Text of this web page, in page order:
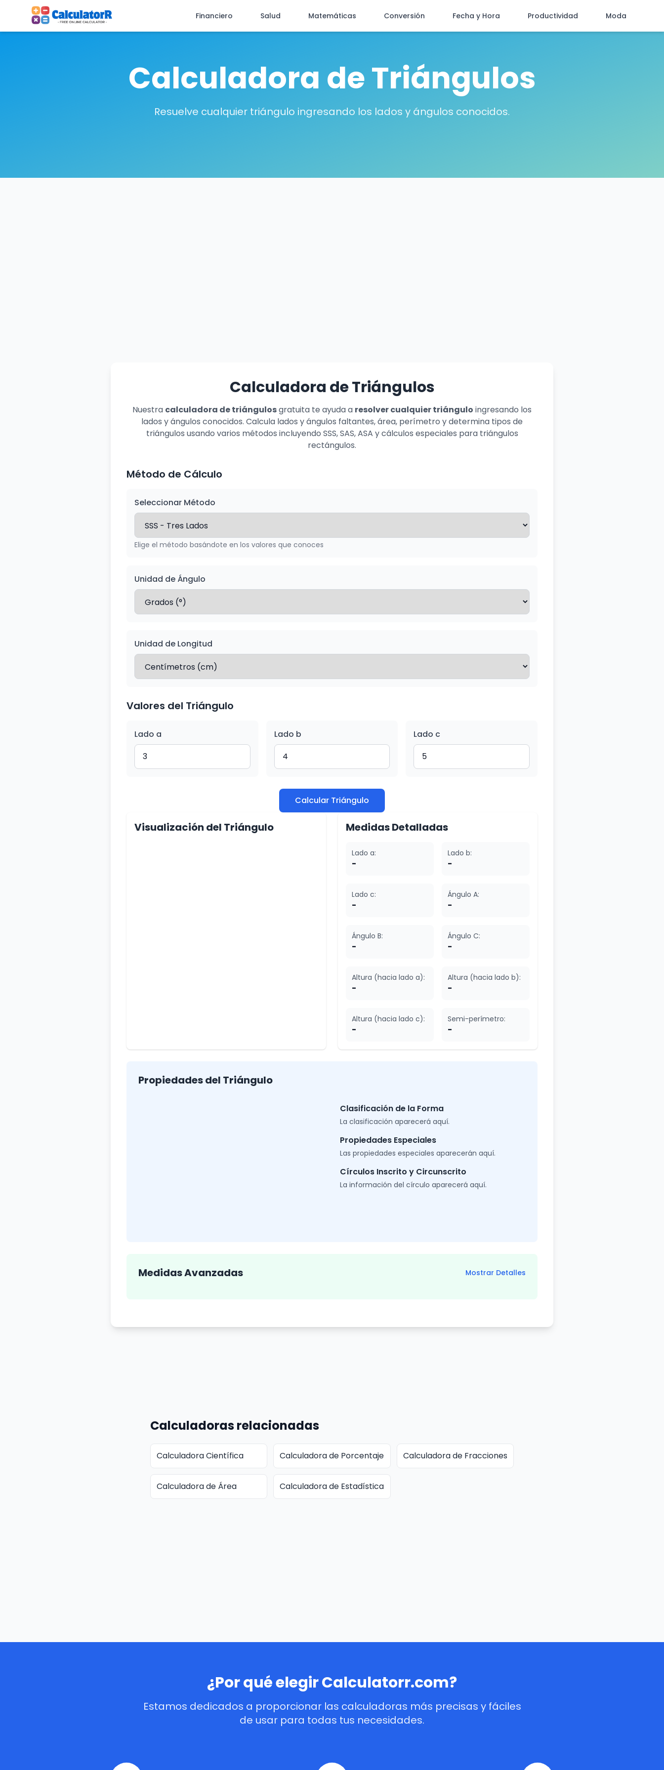
Financiero Salud Matemáticas Conversión Fecha y Hora Productividad Moda
Calculadora de Triángulos
Resuelve cualquier triángulo ingresando los lados y ángulos conocidos.
Calculadora de Triángulos
Nuestra calculadora de triángulosgratuita te ayuda a resolver cualquier triángulo ingresando los
lados y ángulos conocidos. Calcula lados y ángulos faltantes, área, perímetro y determina tipos de
triángulos usando varios métodos incluyendo SSS, SAS, ASA y cálculos especiales para triángulos
rectángulos.
Método de Cálculo
Seleccionar Método
Elige el método basándote en los valores que conoces
Unidad de Ángulo
Unidad de Longitud
Valores del Triángulo
Lado a Lado b Lado c
Calcular Triángulo
Visualización del Triángulo Medidas Detalladas
Lado a:
-
Lado b:
-
Lado c:
-
Ángulo A:
-
Ángulo B:
-
Ángulo C:
-
Altura (hacia lado a):
-
Altura (hacia lado b):
-
Altura (hacia lado c):
-
Semi-perímetro:
-
Propiedades del Triángulo
Clasificación de la Forma
La clasificación aparecerá aquí.
Propiedades Especiales
Las propiedades especiales aparecerán aquí.
Círculos Inscrito y Circunscrito
La información del círculo aparecerá aquí.
Medidas Avanzadas Mostrar Detalles
Calculadoras relacionadas
Calculadora Científica Calculadora de Porcentaje Calculadora de Fracciones
Calculadora de Área Calculadora de Estadística
¿Por qué elegir Calculatorr.com?
Estamos dedicados a proporcionar las calculadoras más precisas y fáciles
de usar para todas tus necesidades.